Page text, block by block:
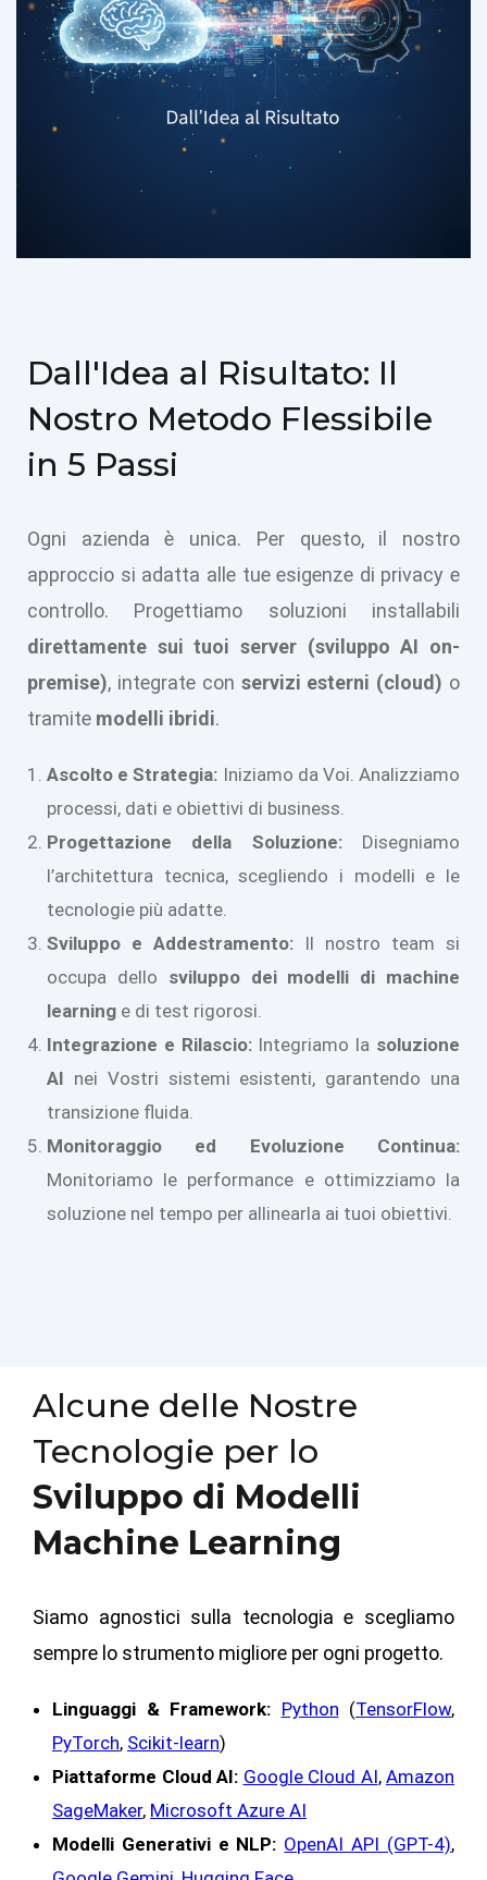
Dall'Idea al Risultato: Il
Nostro Metodo Flessibile
in 5 Passi
Ogni azienda è unica. Per questo, il nostro
approccio si adatta alle tue esigenze di privacy e
controllo. Progettiamo soluzioni installabili
direttamente sui tuoi server (sviluppo AI on-
premise), integrate con servizi esterni (cloud) o
tramite modelli ibridi.
Ascolto e Strategia: Iniziamo da Voi. Analizziamo
processi, dati e obiettivi di business.
Progettazione della Soluzione:Disegniamo
l’architettura tecnica, scegliendo i modelli e le
tecnologie più adatte.
Sviluppo e Addestramento: Il nostro team si
occupa dello sviluppo dei modelli di machine
learning e di test rigorosi.
Integrazione e Rilascio:Integriamo la soluzione
AI nei Vostri sistemi esistenti, garantendo una
transizione fluida.
Monitoraggio ed Evoluzione Continua:
Monitoriamo le performance e ottimizziamo la
soluzione nel tempo per allinearla ai tuoi obiettivi.
Alcune delle Nostre
Tecnologie per lo
Sviluppo di Modelli
Machine Learning
Siamo agnostici sulla tecnologia e scegliamo
sempre lo strumento migliore per ogni progetto.
Linguaggi & Framework: Python (TensorFlow,
PyTorch, Scikit-learn)
Piattaforme Cloud AI: Google Cloud AI, Amazon
SageMaker, Microsoft Azure AI
Modelli Generativi e NLP: OpenAI API (GPT-4),